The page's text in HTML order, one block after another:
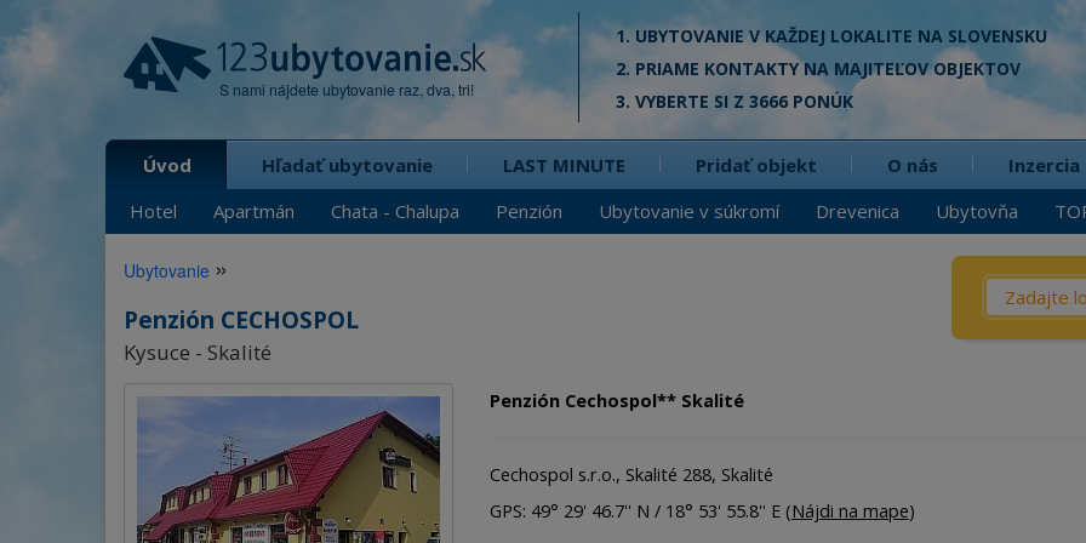
S nami nájdete ubytovanie raz, dva, tri!
1. UBYTOVANIE V KAŽDEJ LOKALITE NA SLOVENSKU
2. PRIAME KONTAKTY NA MAJITEĽOV OBJEKTOV
3. VYBERTE SI Z 3666 PONÚK
Úvod
Hotel
Apartmán Chata - Chalupa Penzión Ubytovanie v súkromí Drevenica Ubytovňa
Hľadať ubytovanie LAST MINUTE Pridať objekt O nás Inzercia
Čo? /
Ubytovanie »
Penzión CECHOSPOL
Kysuce - Skalité
Penzión Cechospol** Skalité
Cechospol s.r.o., Skalité 288, Skalité
GPS: 49° 29' 46.7'' N / 18° 53' 55.8'' E (Nájdi na mape)